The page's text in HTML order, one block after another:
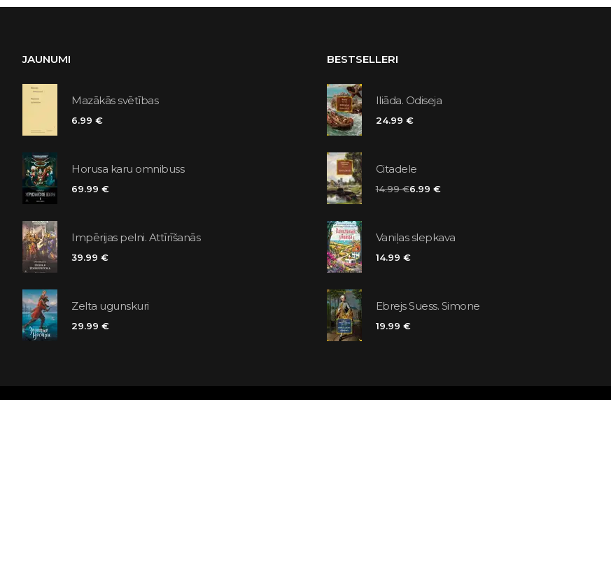
JAUNUMI
Mazākās svētības
6.99 €
Horusa karu omnibuss
69.99 €
Impērijas pelni. Attīrīšanās
39.99 €
Zelta ugunskuri
29.99 €
BESTSELLERI
Iliāda. Odiseja
24.99 €
Citadele
14.99 €6.99 €
Vaniļas slepkava
14.99 €
Ebrejs Suess. Simone
19.99 €